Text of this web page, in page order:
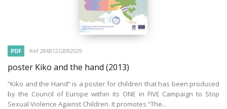
PDF Ref 286812GBR2029
poster Kiko and the hand (2013)
“Kiko and the Hand” is a poster for children that has been produced
by the Council of Europe within its ONE in FIVE Campaign to Stop
Sexual Violence Against Children. It promotes “The...